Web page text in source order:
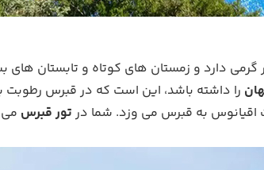
دارد و زمستان های کوتاه و تابستان های
را داشته باشد، این است که در قبرس
به قبرس می وزد. شما در تور قبرس